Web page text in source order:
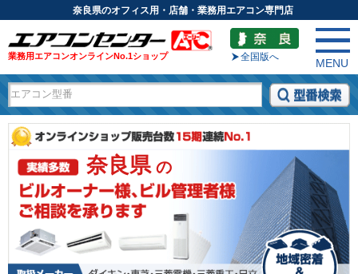
奈良県のオフィス用・店舗・業務用エアコン専門店
業務用エアコンオンラインNo.1ショップ 全国版へ
MENU
奈良県の